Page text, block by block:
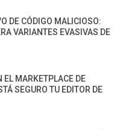
DE CÓDIGO MALICIOSO:
VARIANTES EVASIVAS DE
EL MARKETPLACE DE
SEGURO TU EDITOR DE